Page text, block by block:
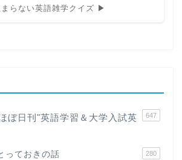
まらない英語雑学クイズ ▶
ぼ日刊"英語学習＆大学入試英
647
っておきの話 280